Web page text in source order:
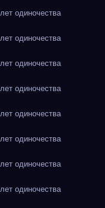
одиночества
одиночества
одиночества
одиночества
одиночества
одиночества
одиночества
одиночества